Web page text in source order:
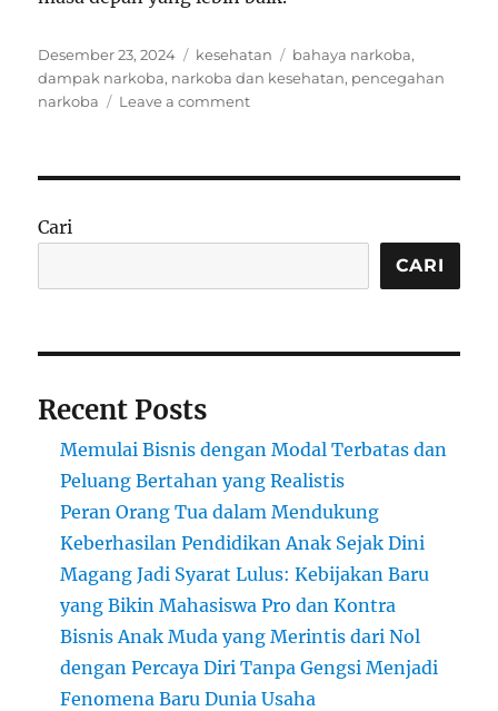
Posted
on
Desember 23, 2024 Categories
kesehatan Tags
bahaya narkoba,
dampak narkoba, narkoba dan kesehatan, pencegahan
narkoba
Leave a commenton
dan
Cari
CARI
Recent Posts
Memulai Bisnis dengan Modal Terbatas dan
Peluang Bertahan yang Realistis
Peran Orang Tua dalam Mendukung
Keberhasilan Pendidikan Anak Sejak Dini
Magang Jadi Syarat Lulus: Kebijakan Baru
yang Bikin Mahasiswa Pro dan Kontra
Bisnis Anak Muda yang Merintis dari Nol
dengan Percaya Diri Tanpa Gengsi Menjadi
Fenomena Baru Dunia Usaha